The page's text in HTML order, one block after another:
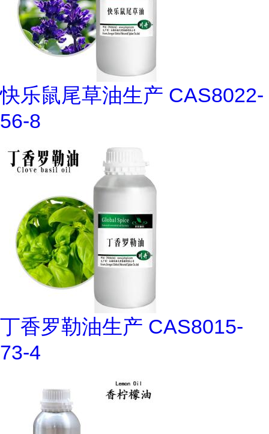
快乐鼠尾草油生产 CAS8022-
56-8
丁香罗勒油生产 CAS8015-
73-4